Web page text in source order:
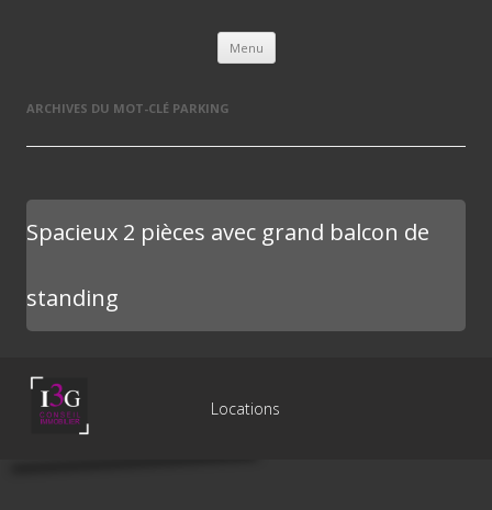
Menu Aller au contenu principal
ARCHIVES DU MOT-CLÉ PARKING
Spacieux 2 pièces avec grand balcon de
standing
Locations